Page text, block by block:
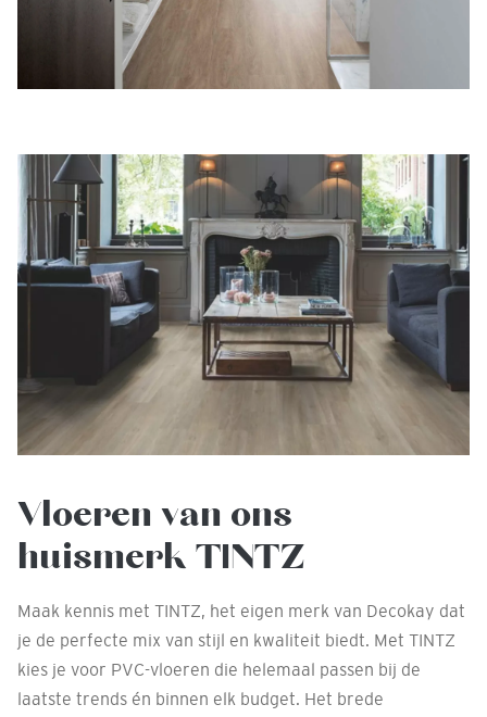
Vloeren van ons
huismerk TINTZ
Maak kennis met TINTZ, het eigen merk van Decokay dat
je de perfecte mix van stijl en kwaliteit biedt. Met TINTZ
kies je voor PVC-vloeren die helemaal passen bij de
laatste trends én binnen elk budget. Het brede